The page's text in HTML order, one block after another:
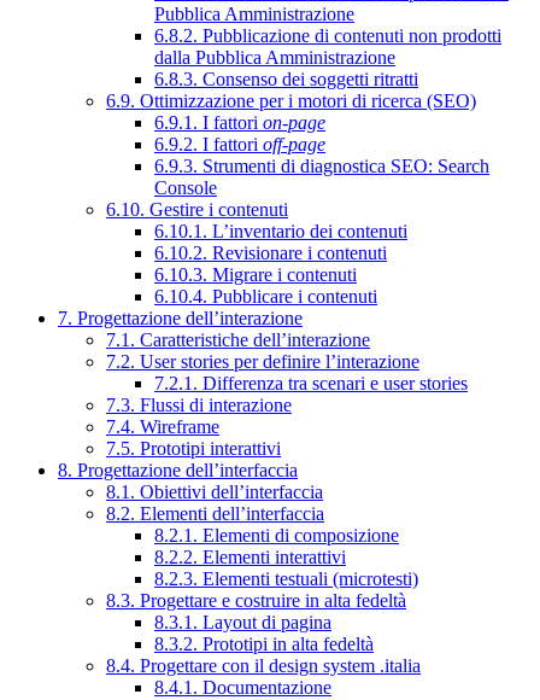
Pubblica Amministrazione
6.8.2. Pubblicazione di contenuti non prodotti
dalla Pubblica Amministrazione
6.8.3. Consenso dei soggetti ritratti
6.9. Ottimizzazione per i motori di ricerca (SEO)
6.9.1. I fattori on-page
6.9.2. I fattori off-page
6.9.3. Strumenti di diagnostica SEO: Search
Console
6.10. Gestire i contenuti
6.10.1. L’inventario dei contenuti
6.10.2. Revisionare i contenuti
6.10.3. Migrare i contenuti
6.10.4. Pubblicare i contenuti
7. Progettazione dell’interazione
7.1. Caratteristiche dell’interazione
7.2. User stories per definire l’interazione
7.2.1. Differenza tra scenari e user stories
7.3. Flussi di interazione
7.4. Wireframe
7.5. Prototipi interattivi
8. Progettazione dell’interfaccia
8.1. Obiettivi dell’interfaccia
8.2. Elementi dell’interfaccia
8.2.1. Elementi di composizione
8.2.2. Elementi interattivi
8.2.3. Elementi testuali (microtesti)
8.3. Progettare e costruire in alta fedeltà
8.3.1. Layout di pagina
8.3.2. Prototipi in alta fedeltà
8.4. Progettare con il design system .italia
8.4.1. Documentazione